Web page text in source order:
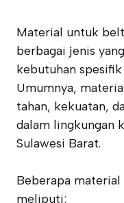
Material untuk
berbagai jenis
kebutuhan
Umumnya,
tahan, kekuatan,
dalam lingkungan
Sulawesi Barat.
Beberapa
meliputi: